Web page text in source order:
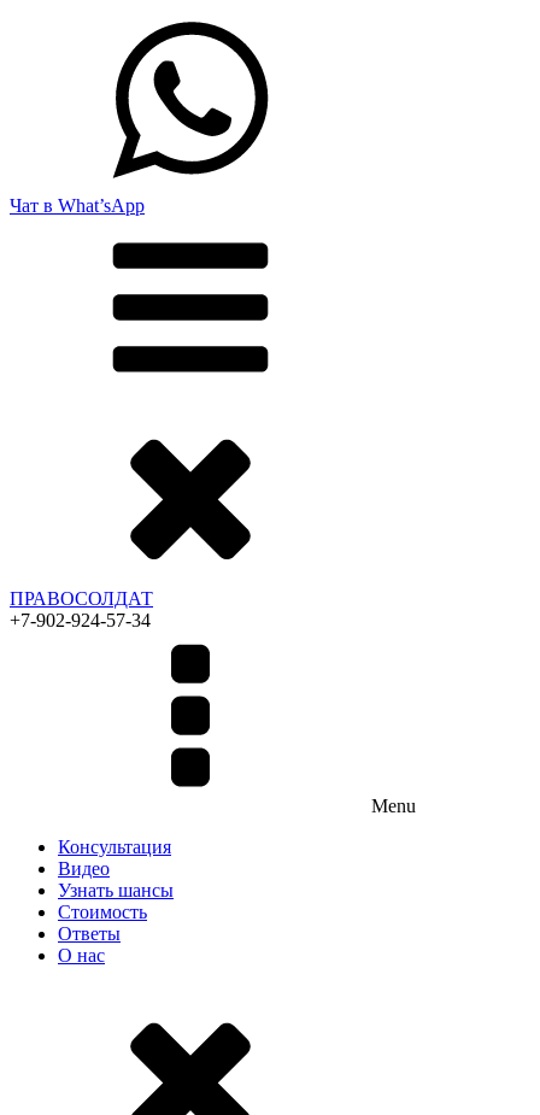
Чат в What’sApp
ПРАВОСОЛДАТ
+7-902-924-57-34
Menu
Консультация
Видео
Узнать шансы
Стоимость
Ответы
О нас